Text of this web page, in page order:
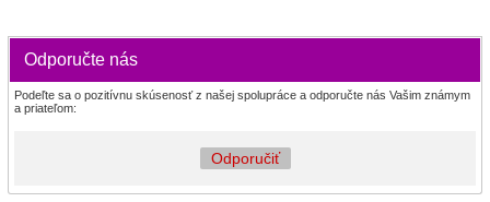
Odporučte nás
Podeľte sa o pozitívnu skúsenosť z našej spolupráce a odporučte nás Vašim známym
a priateľom:
Odporučiť